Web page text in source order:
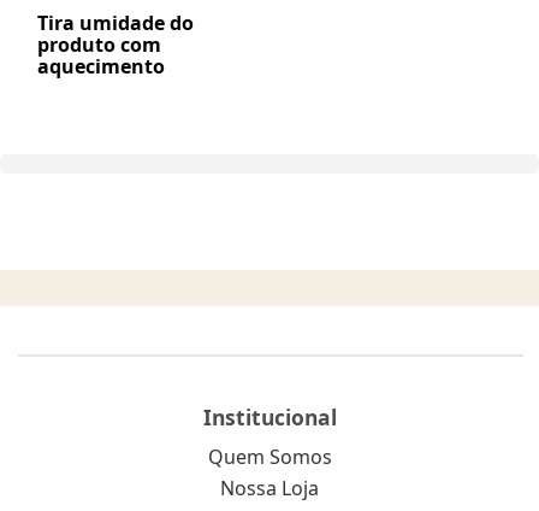
Tira umidade do
produto com
aquecimento
Institucional
Quem Somos
Nossa Loja